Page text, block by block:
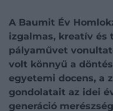
A Baumit Év
izgalmas, kreatív és
pályaművet
volt könnyű a
egyetemi docens, a
gondolatait az idei
generáció